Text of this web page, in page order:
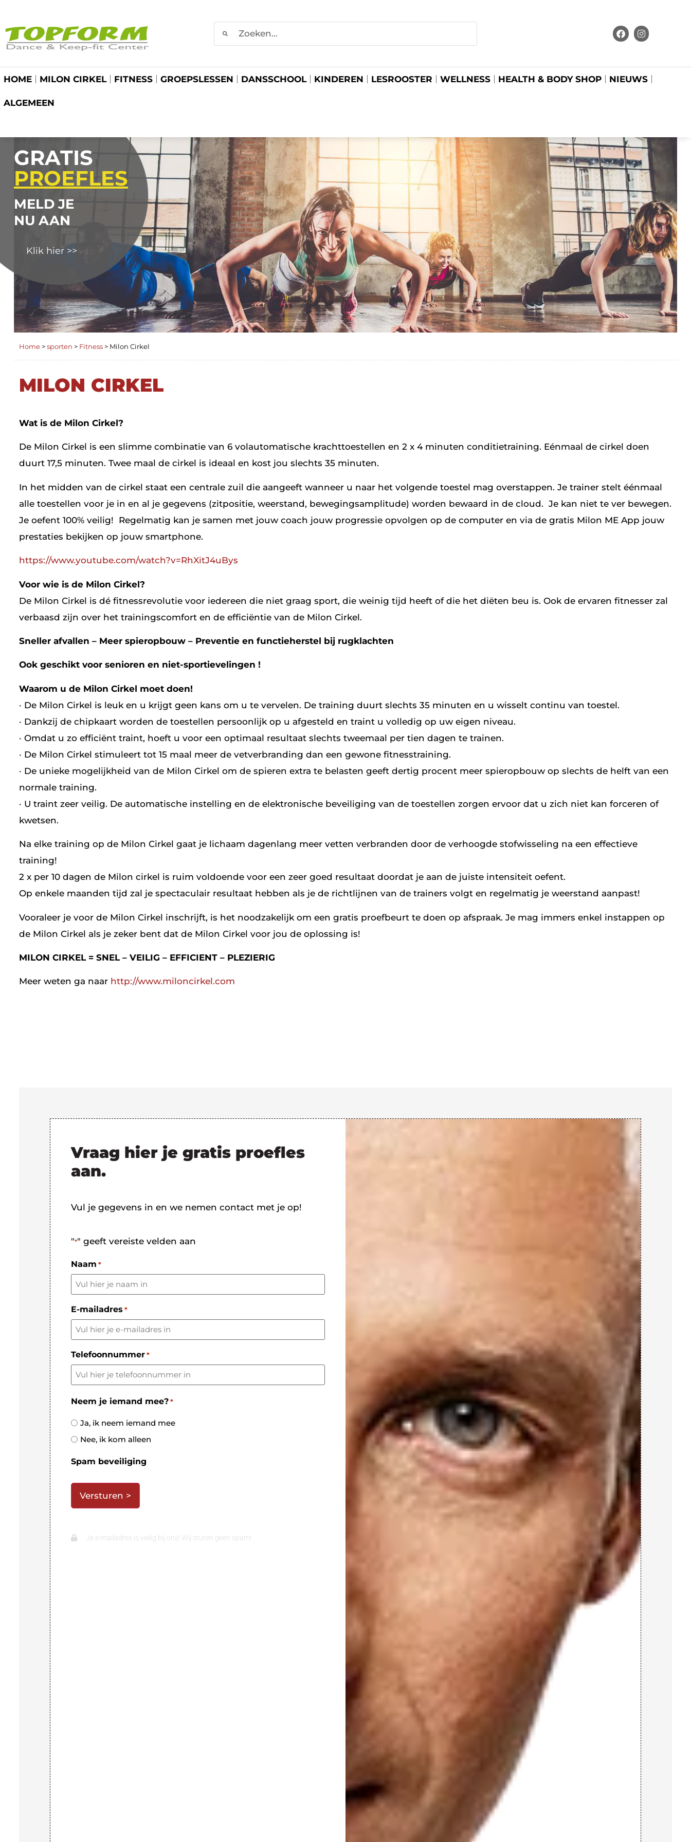
HOME MILON CIRKEL FITNESS GROEPSLESSEN DANSSCHOOL KINDEREN LESROOSTER WELLNESS HEALTH & BODY SHOP NIEUWS
ALGEMEEN
GRATIS
PROEFLES
MELD JE
NU AAN
Klik hier >>
Home >sporten > Fitness > Milon Cirkel
MILON CIRKEL
Wat is de Milon Cirkel?
De Milon Cirkel is een slimme combinatie van 6 volautomatische krachttoestellen en 2 x 4 minuten conditietraining. Eénmaal de cirkel doen
duurt 17,5 minuten. Twee maal de cirkel is ideaal en kost jou slechts 35 minuten.
In het midden van de cirkel staat een centrale zuil die aangeeft wanneer u naar het volgende toestel mag overstappen. Je trainer stelt éénmaal
alle toestellen voor je in en al je gegevens (zitpositie, weerstand, bewegingsamplitude) worden bewaard in de cloud. Je kan niet te ver bewegen.
Je oefent 100% veilig! Regelmatig kan je samen met jouw coach jouw progressie opvolgen op de computer en via de gratis Milon ME App jouw
prestaties bekijken op jouw smartphone.
https://www.youtube.com/watch?v=RhXitJ4uBys
Voor wie is de Milon Cirkel?
De Milon Cirkel is dé fitnessrevolutie voor iedereen die niet graag sport, die weinig tijd heeft of die het diëten beu is. Ook de ervaren fitnesser zal
verbaasd zijn over het trainingscomfort en de efficiëntie van de Milon Cirkel.
Sneller afvallen – Meer spieropbouw – Preventie en functieherstel bij rugklachten
Ook geschikt voor senioren en niet-sportievelingen !
Waarom u de Milon Cirkel moet doen!
· De Milon Cirkel is leuk en u krijgt geen kans om u te vervelen. De training duurt slechts 35 minuten en u wisselt continu van toestel.
· Dankzij de chipkaart worden de toestellen persoonlijk op u afgesteld en traint u volledig op uw eigen niveau.
· Omdat u zo efficiënt traint, hoeft u voor een optimaal resultaat slechts tweemaal per tien dagen te trainen.
· De Milon Cirkel stimuleert tot 15 maal meer de vetverbranding dan een gewone fitnesstraining.
· De unieke mogelijkheid van de Milon Cirkel om de spieren extra te belasten geeft dertig procent meer spieropbouw op slechts de helft van een
normale training.
· U traint zeer veilig. De automatische instelling en de elektronische beveiliging van de toestellen zorgen ervoor dat u zich niet kan forceren of
kwetsen.
Na elke training op de Milon Cirkel gaat je lichaam dagenlang meer vetten verbranden door de verhoogde stofwisseling na een effectieve
training!
2 x per 10 dagen de Milon cirkel is ruim voldoende voor een zeer goed resultaat doordat je aan de juiste intensiteit oefent.
Op enkele maanden tijd zal je spectaculair resultaat hebben als je de richtlijnen van de trainers volgt en regelmatig je weerstand aanpast!
Vooraleer je voor de Milon Cirkel inschrijft, is het noodzakelijk om een gratis proefbeurt te doen op afspraak. Je mag immers enkel instappen op
de Milon Cirkel als je zeker bent dat de Milon Cirkel voor jou de oplossing is!
MILON CIRKEL = SNEL – VEILIG – EFFICIENT – PLEZIERIG
Meer weten ga naar http://www.miloncirkel.com
Vraag hier je gratis proefles
aan.
Vul je gegevens in en we nemen contact met je op!
"*" geeft vereiste velden aan
Naam *
E-mailadres *
Telefoonnummer *
Neem je iemand mee? *
Ja, ik neem iemand mee
Nee, ik kom alleen
Spam beveiliging
Je e-mailadres is veilig bij ons! Wij sturen geen spam!